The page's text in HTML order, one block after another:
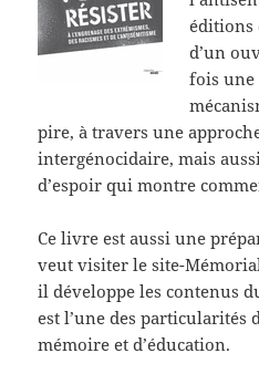
éditions
d’un
fois une
pire, à travers une
intergénocidaire, mais
d’espoir qui montre
Ce livre est aussi une
veut visiter le site-
il développe les contenus
est l’une des particularités
mémoire et d’éducation.